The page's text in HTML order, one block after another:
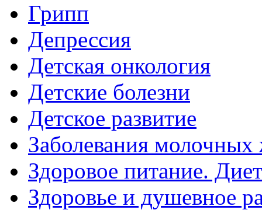
Грипп
Депрессия
Детская онкология
Детские болезни
Детское развитие
Заболевания молочных
Здоровое питание.
Здоровье и душевное